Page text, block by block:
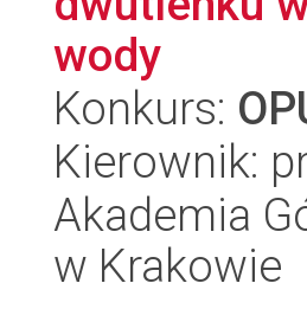
wody
Konkurs:
Kierownik:
Akademia
w Krakowie